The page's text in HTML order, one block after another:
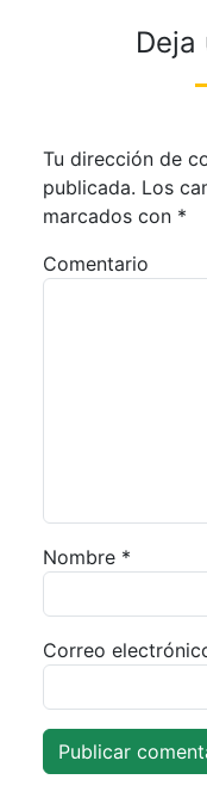
Deja
Tu dirección de
publicada. Los
marcados con *
Comentario
Nombre *
Correo